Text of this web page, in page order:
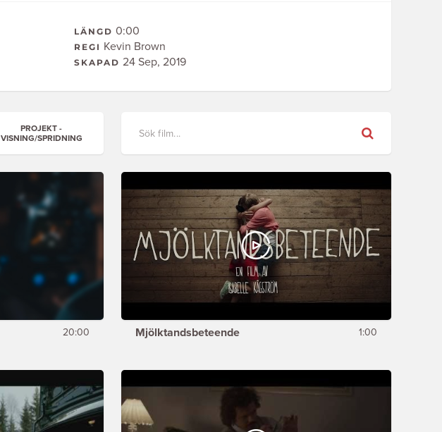
LÄNGD 0:00
REGI Kevin Brown
SKAPAD 24 Sep, 2019
PROJEKT -
VISNING/SPRIDNING
Sök
20:00 Mjölktandsbeteende 1:00